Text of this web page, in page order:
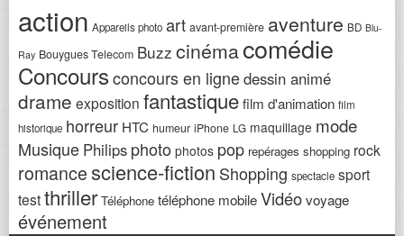
action Appareils photo art avant-première aventure BD Blu-
Ray Bouygues Telecom Buzz cinémacomédie
Concoursconcours en lignedessin animé
drame exposition fantastiquefilm d'animation film
historique horreur HTC humeur iPhone LG maquillage mode
Musique Philips photo photos pop repérages shopping rock
romancescience-fiction Shopping spectacle sport
testthriller Téléphone téléphone mobileVidéovoyage
événement